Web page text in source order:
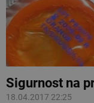
Sigurnost na
18.04.2017 22:25